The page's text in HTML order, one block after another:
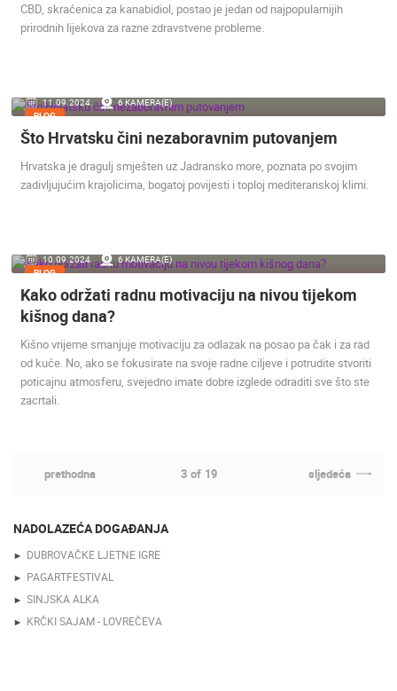
CBD, skraćenica za kanabidiol, postao je jedan od najpopularnijih
prirodnih lijekova za razne zdravstvene probleme.
11.09.2024.
6 KAMERA(E)
BLOG
Što Hrvatsku čini nezaboravnim putovanjem
Hrvatska je dragulj smješten uz Jadransko more, poznata po svojim
zadivljujućim krajolicima, bogatoj povijesti i toploj mediteranskoj klimi.
10.09.2024.
6 KAMERA(E)
BLOG
Kako održati radnu motivaciju na nivou tijekom
kišnog dana?
Kišno vrijeme smanjuje motivaciju za odlazak na posao pa čak i za rad
od kuće. No, ako se fokusirate na svoje radne ciljeve i potrudite stvoriti
poticajnu atmosferu, svejedno imate dobre izglede odraditi sve što ste
zacrtali.
prethodna 3 of 19 sljedeća
NADOLAZEĆA DOGAĐANJA
DUBROVAČKE LJETNE IGRE
PAGARTFESTIVAL
SINJSKA ALKA
KRČKI SAJAM - LOVREČEVA